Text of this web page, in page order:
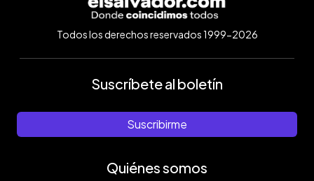
Todos los derechos reservados 1999-2026
Suscríbete al boletín
Suscribirme
Quiénes somos